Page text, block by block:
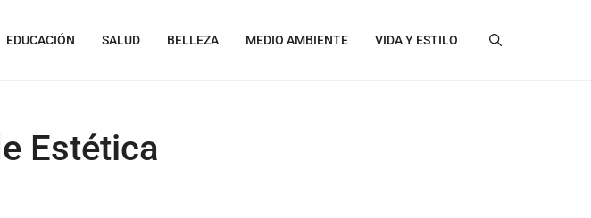
EDUCACIÓN SALUD BELLEZA MEDIO AMBIENTE VIDA Y ESTILO
Estética